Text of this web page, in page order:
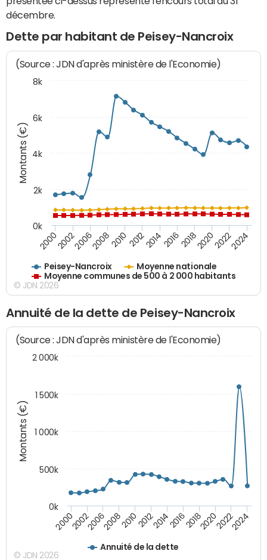
décembre.
Dette par habitant de Peisey-Nancroix
Montants (€)
(Source : JDN d'après ministère de l'Economie)
Peisey-Nancroix
Moyenne nationale
Moyenne communes de 500 à 2 000 habitants
20002002200620082010 2012201420162018202020222024
0k
2k
4k
6k
8k
© JDN 2026
Annuité de la dette de Peisey-Nancroix
Montants (€)
(Source : JDN d'après ministère de l'Economie)
Annuité de la dette
200020022006200820102012201420162018202020222024
0k
500k
1 000k
1 500k
2 000k
© JDN 2026